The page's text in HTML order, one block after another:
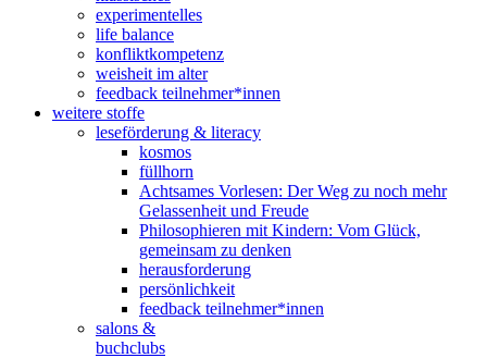
experimentelles
life balance
konfliktkompetenz
weisheit im alter
feedback teilnehmer*innen
weitere stoffe
leseförderung & literacy
kosmos
füllhorn
Achtsames Vorlesen: Der Weg zu noch mehr
Gelassenheit und Freude
Philosophieren mit Kindern: Vom Glück,
gemeinsam zu denken
herausforderung
persönlichkeit
feedback teilnehmer*innen
salons &
buchclubs